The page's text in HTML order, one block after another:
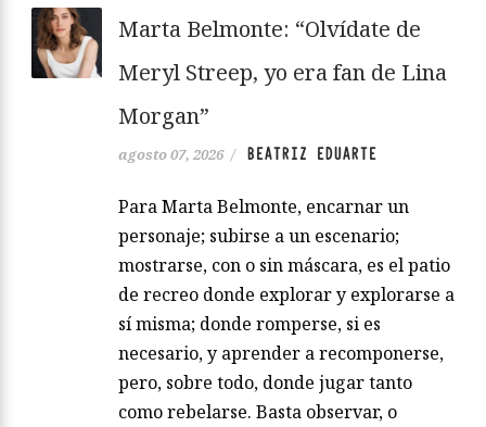
Marta Belmonte: “Olvídate de
Meryl Streep, yo era fan de Lina
Morgan”
agosto 07, 2026 / BEATRIZ EDUARTE
Para Marta Belmonte, encarnar un
personaje; subirse a un escenario;
mostrarse, con o sin máscara, es el patio
de recreo donde explorar y explorarse a
sí misma; donde romperse, si es
necesario, y aprender a recomponerse,
pero, sobre todo, donde jugar tanto
como rebelarse. Basta observar, o